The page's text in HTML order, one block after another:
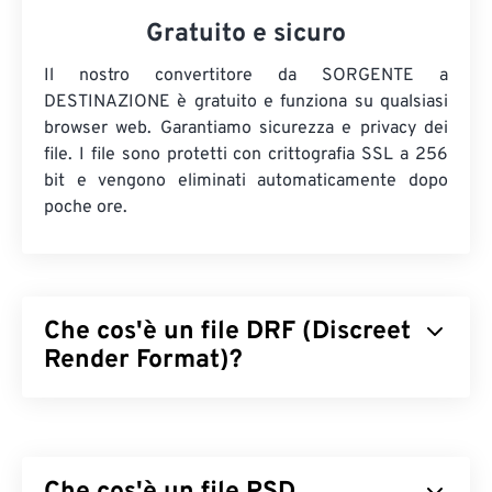
Gratuito e sicuro
Il nostro convertitore da SORGENTE a
DESTINAZIONE è gratuito e funziona su qualsiasi
browser web. Garantiamo sicurezza e privacy dei
file. I file sono protetti con crittografia SSL a 256
bit e vengono eliminati automaticamente dopo
poche ore.
Che cos'è un file DRF (Discreet
Render Format)?